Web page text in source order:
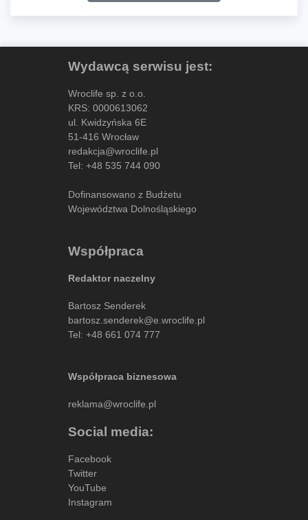
Wydawcą serwisu jest:
Wroclife sp. z o.o.
KRS: 0000613062
ul. Kwidzyńska 6E
51-416 Wrocław
redakcja@wroclife.pl
Tel: +48 535 744 090
Dofinansowano z Budżetu
Województwa Dolnośląskiego
Współpraca
Redaktor naczelny
Bartosz Senderek
bartosz.senderek@e.wroclife.pl
Tel: +48 661 074 777
Współpraca biznesowa
reklama@wroclife.pl
Social media:
Facebook
Twitter
YouTube
Instagram